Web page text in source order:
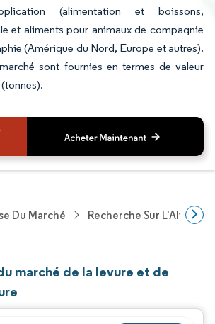
(alimentation et boissons,
et aliments pour animaux de compagnie
(Amérique du Nord, Europe et autres).
sont fournies en termes de valeur
Du Marché Recherche Sur
marché de la levure et de